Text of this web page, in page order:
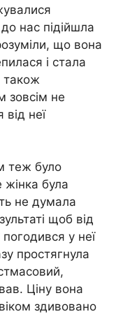
нас підійшла
що вона
і стала
також
зовсім не
неї
теж було
жінка була
не думала
щоб від
погодився у неї
простягнула
Ціну вона
здивовано